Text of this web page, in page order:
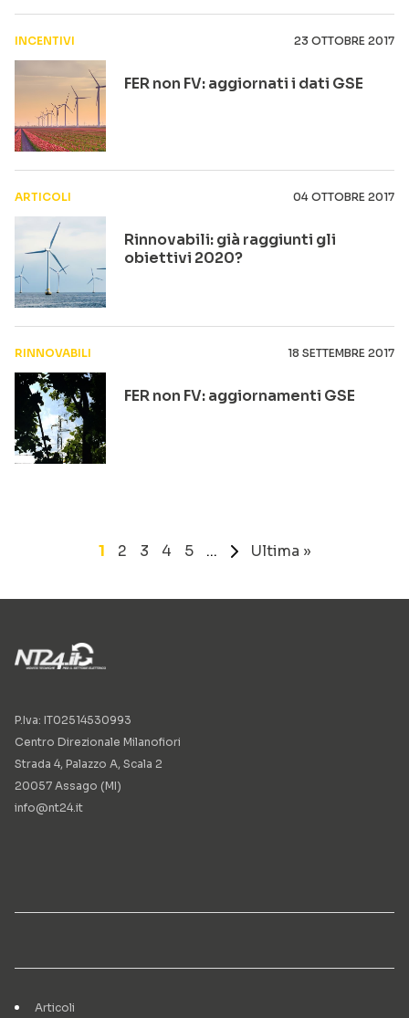
INCENTIVI 23 OTTOBRE 2017
FER non FV: aggiornati i dati GSE
ARTICOLI 04 OTTOBRE 2017
Rinnovabili: già raggiunti gli
obiettivi 2020?
RINNOVABILI 18 SETTEMBRE 2017
FER non FV: aggiornamenti GSE
1 2 3 4 5 ... » Ultima »
P.Iva: IT02514530993
Centro Direzionale Milanofiori
Strada 4, Palazzo A, Scala 2
20057 Assago (MI)
info@nt24.it
Articoli